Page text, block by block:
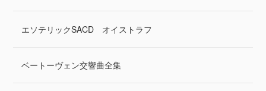
エソテリックSACD オイストラフ
ベートーヴェン交響曲全集